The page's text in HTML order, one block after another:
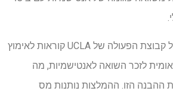
ההמלצות האחרונות של קבוצת הפעולה של UCLA קוראות לאימוץ
לזכר השואה לאנטישמיות, מה
הזו. ההמלצות נותנות מס